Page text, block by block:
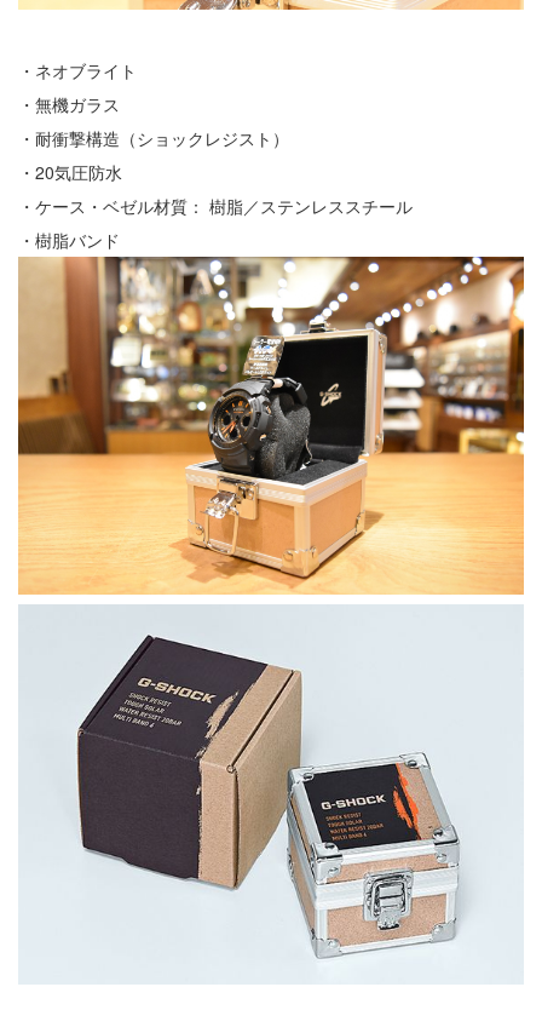
・ネオブライト
・無機ガラス
・耐衝撃構造（ショックレジスト）
・20気圧防水
・ケース・ベゼル材質： 樹脂／ステンレススチール
・樹脂バンド